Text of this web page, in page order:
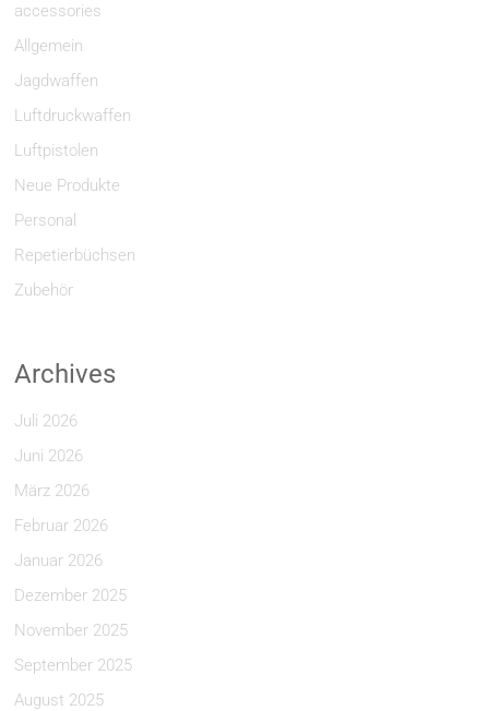
accessories
Allgemein
Jagdwaffen
Luftdruckwaffen
Luftpistolen
Neue Produkte
Personal
Repetierbüchsen
Zubehör
Archives
Juli 2026
Juni 2026
März 2026
Februar 2026
Januar 2026
Dezember 2025
November 2025
September 2025
August 2025